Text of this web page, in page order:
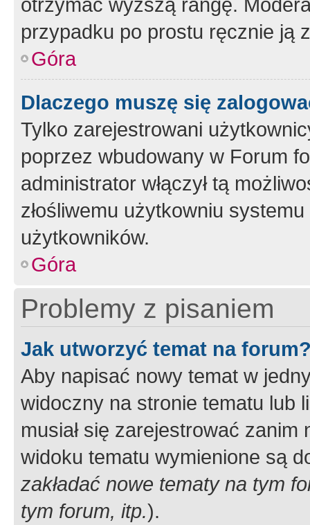
przypadku po prostu ręcznie ją
Góra
Dlaczego muszę się
Tylko zarejestrowani
poprzez wbudowany w Forum
administrator włączył tą
złośliwemu użytkowniu
użytkowników.
Góra
Problemy z pisaniem
Jak utworzyć temat na
Aby napisać nowy temat w
widoczny na stronie tematu lub
musiał się zarejestrować
widoku tematu wymienione są
zakładać nowe tematy na tym
tym forum, itp.).